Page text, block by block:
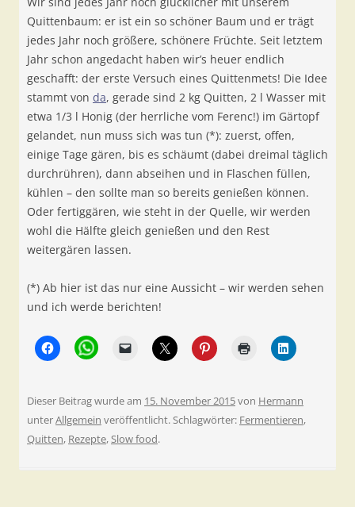
Quittenbaum: er ist ein so schöner Baum und er trägt
jedes Jahr noch größere, schönere Früchte. Seit letztem
Jahr schon angedacht haben wir’s heuer endlich
geschafft: der erste Versuch eines Quittenmets! Die Idee
stammt von da, gerade sind 2 kg Quitten, 2 l Wasser mit
etwa 1/3 l Honig (der herrliche vom Ferenc!) im Gärtopf
gelandet, nun muss sich was tun (*): zuerst, offen,
einige Tage gären, bis es schäumt (dabei dreimal täglich
durchrühren), dann abseihen und in Flaschen füllen,
kühlen – den sollte man so bereits genießen können.
Oder fertiggären, wie steht in der Quelle, wir werden
wohl die Hälfte gleich genießen und den Rest
weitergären lassen.
(*) Ab hier ist das nur eine Aussicht – wir werden sehen
und ich werde berichten!
Dieser Beitrag wurde am 15. November 2015von Hermann
unterAllgemein veröffentlicht. Schlagwörter: Fermentieren,
Quitten, Rezepte,Slow food.